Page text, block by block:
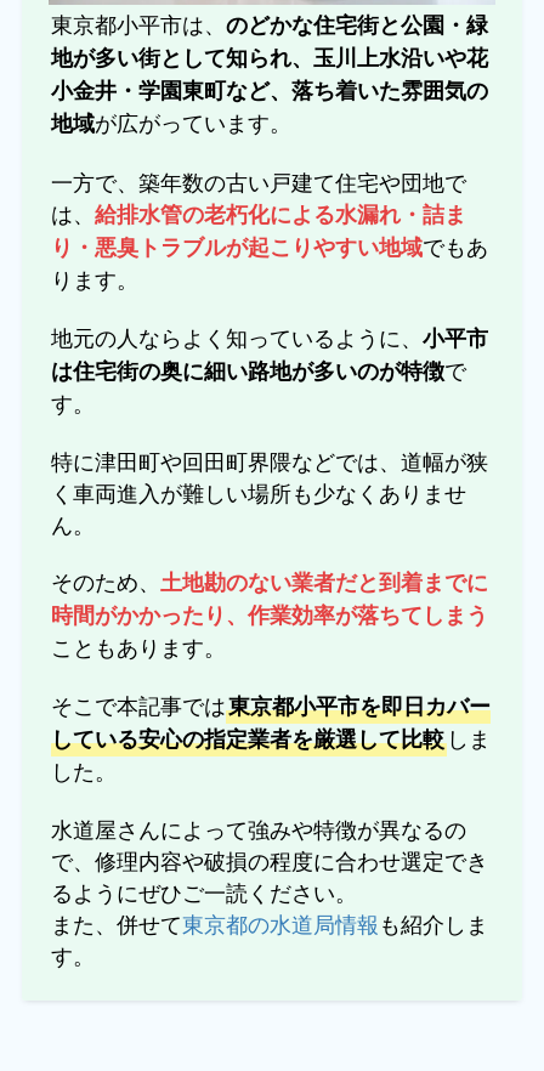
東京都小平市は、のどかな住宅街と公園・緑
地が多い街として知られ、玉川上水沿いや花
小金井・学園東町など、落ち着いた雰囲気の
地域が広がっています。
一方で、築年数の古い戸建て住宅や団地で
は、給排水管の老朽化による水漏れ・詰ま
り・悪臭トラブルが起こりやすい地域でもあ
ります。
地元の人ならよく知っているように、小平市
は住宅街の奥に細い路地が多いのが特徴で
す。
特に津田町や回田町界隈などでは、道幅が狭
く車両進入が難しい場所も少なくありませ
ん。
そのため、土地勘のない業者だと到着までに
時間がかかったり、作業効率が落ちてしまう
こともあります。
そこで本記事では東京都小平市を即日カバー
している安心の指定業者を厳選して比較 しま
した。
水道屋さんによって強みや特徴が異なるの
で、修理内容や破損の程度に合わせ選定でき
るようにぜひご一読ください。
また、併せて東京都の水道局情報も紹介しま
す。